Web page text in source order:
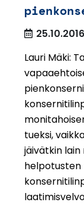
25.10.2016
Lauri Mäki:
tueksi,
jäivätkin
helpotusten